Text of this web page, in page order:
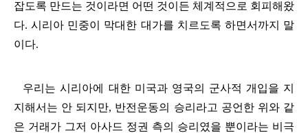
잡도록 만드는 것이라면 어떤 것이든 체계적으로 회피해왔
다.시리아 민중이 막대한 대가를 치르도록 하면서까지 말
이다.
우리는 시리아에 대한 미국과 영국의 군사적 개입을 지
지해서는 안 되지만, 반전운동의 승리라고 공언한 위와 같
은 거래가 그저 아사드 정권 측의 승리였을 뿐이라는 비극